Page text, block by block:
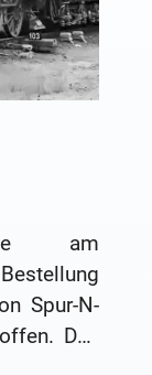
am
Spur-N-
Das